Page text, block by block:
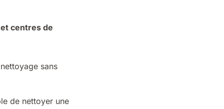
centres de
sans
de nettoyer une